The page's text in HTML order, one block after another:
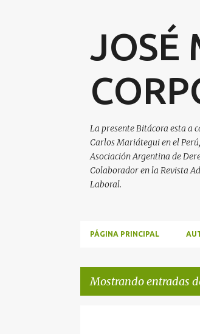
JOSÉ
La presente Bitácora esta a
Carlos Mariátegui en el
Asociación Argentina de
Colaborador en la Revista
Laboral.
PÁGINA PRINCIPAL
Mostrando entradas